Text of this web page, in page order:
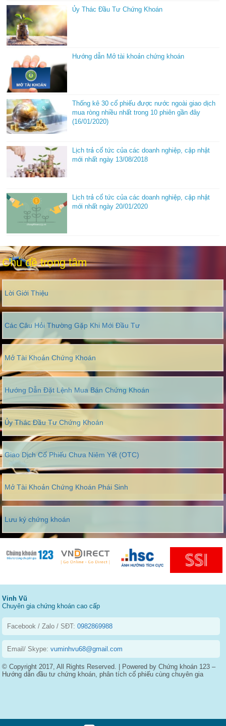
Ủy Thác Đầu Tư Chứng Khoán
Hướng dẫn Mở tài khoản chứng khoán
Thống kê 30 cổ phiếu được nước ngoài giao dịch
mua ròng nhiều nhất trong 10 phiên gần đây
(16/01/2020)
Lịch trả cổ tức của các doanh nghiệp, cập nhật
mới nhất ngày 13/08/2018
Lịch trả cổ tức của các doanh nghiệp, cập nhật
mới nhất ngày 20/01/2020
Chủ đề trọng tâm
Lời Giới Thiệu
Các Câu Hỏi Thường Gặp Khi Mới Đầu Tư
Mở Tài Khoản Chứng Khoán
Hướng Dẫn Đặt Lệnh Mua Bán Chứng Khoán
Ủy Thác Đầu Tư Chứng Khoán
Giao Dịch Cổ Phiếu Chưa Niêm Yết (OTC)
Mở Tài Khoản Chứng Khoán Phái Sinh
Lưu ký chứng khoán
Vinh Vũ
Chuyên gia chứng khoán cao cấp
Facebook / Zalo / SĐT:0982869988
Email/ Skype:vuminhvu68@gmail.com
© Copyright 2017, All Rights Reserved. | Powered by Chứng khoán 123 –
Hướng dẫn đầu tư chứng khoán, phân tích cổ phiếu cùng chuyên gia